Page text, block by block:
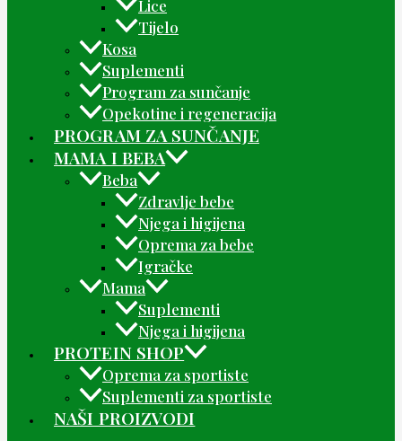
Lice
Tijelo
Kosa
Suplementi
Program za sunčanje
Opekotine i regeneracija
PROGRAM ZA SUNČANJE
MAMA I BEBA
Beba
Zdravlje bebe
Njega i higijena
Oprema za bebe
Igračke
Mama
Suplementi
Njega i higijena
PROTEIN SHOP
Oprema za sportiste
Suplementi za sportiste
NAŠI PROIZVODI